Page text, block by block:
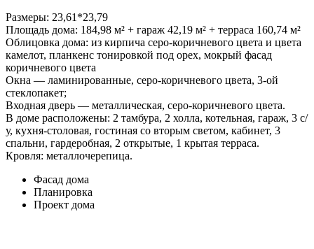
Размеры: 23,61*23,79
Площадь дома: 184,98 м² + гараж 42,19 м² + терраса 160,74 м²
Облицовка дома: из кирпича серо-коричневого цвета и цвета
камелот, планкенс тонировкой под орех, мокрый фасад
коричневого цвета
Окна — ламинированные, серо-коричневого цвета, 3-ой
стеклопакет;
Входная дверь — металлическая, серо-коричневого цвета.
В доме расположены: 2 тамбура, 2 холла, котельная, гараж, 3 с/
у, кухня-столовая, гостиная со вторым светом, кабинет, 3
спальни, гардеробная, 2 открытые, 1 крытая терраса.
Кровля: металлочерепица.
Фасад дома
Планировка
Проект дома